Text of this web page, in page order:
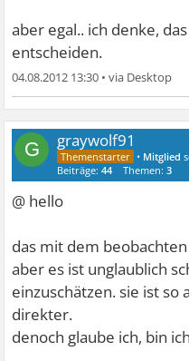
aber egal.. ich denke,
entscheiden.
04.08.2012 13:30 •
G graywolf91
• Mitglied
Beiträge:44 Themen:3
@ hello
das mit dem
aber es ist unglaublich
einzuschätzen. sie ist so
direkter.
denoch glaube ich, bin